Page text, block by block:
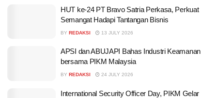
HUT ke-24 PT Bravo Satria Perkasa, Perkuat
Semangat Hadapi Tantangan Bisnis
BY REDAKSI 13 JULY 2026
APSI dan ABUJAPI Bahas Industri Keamanan
bersama PIKM Malaysia
BY REDAKSI 24 JULY 2026
International Security Officer Day, PIKM Gelar